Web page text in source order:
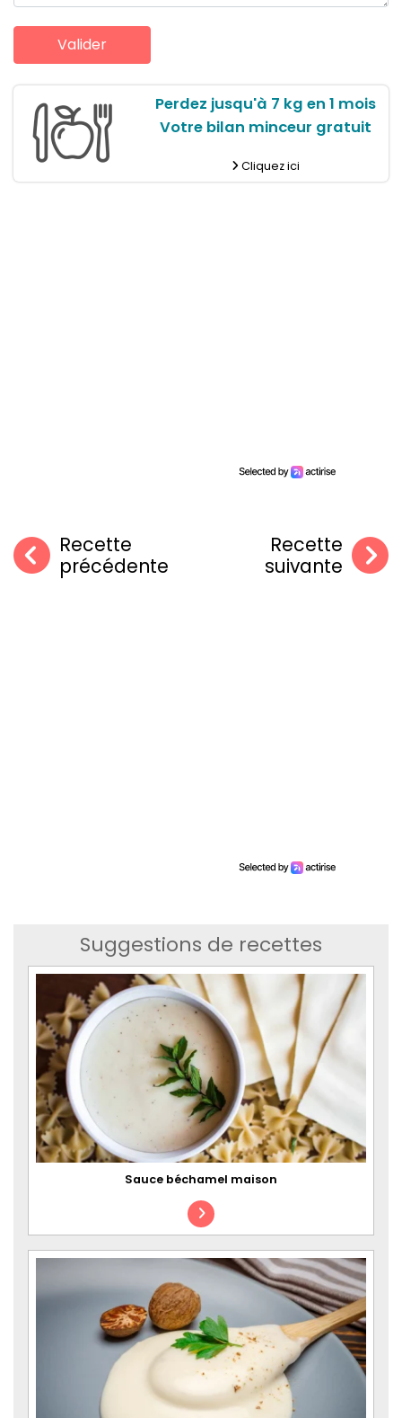
Perdez jusqu'à 7 kg en 1 mois
Votre bilan minceur gratuit
Cliquez ici
Recette
précédente
Recette
suivante
Suggestions de recettes
Sauce béchamel maison